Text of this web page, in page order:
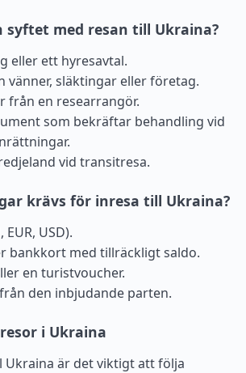
syftet med resan till Ukraina?
eller ett hyresavtal.
vänner, släktingar eller företag.
från en researrangör.
som bekräftar behandling vid
vid transitresa.
krävs för inresa till Ukraina?
USD).
bankkort med tillräckligt saldo.
en turistvoucher.
den inbjudande parten.
i Ukraina
Ukraina är det viktigt att följa